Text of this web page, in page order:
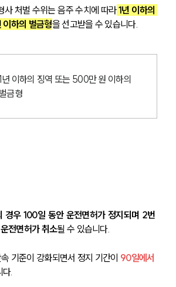
사 처벌 수위는 음주 수치에 따라 1년 이하의
하의 벌금형을 선고받을 수 있습니다.
년 이하의 징역 또는 500만 원 이하의
벌금형
경우 100일 동안 운전면허가 정지되며 2번
전면허가 취소될 수 있습니다.
기준이 강화되면서 정지 기간이 90일에서
.